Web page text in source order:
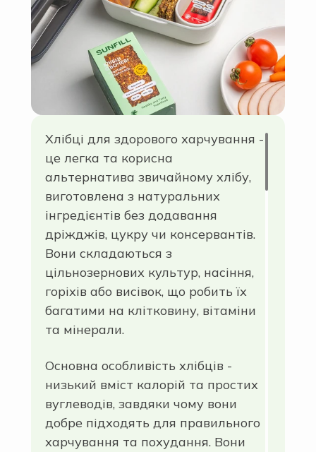
повсякденному приготуванні їжі.
Хлібці для здорового харчування -
це легка та корисна
альтернатива звичайному хлібу,
виготовлена з натуральних
інгредієнтів без додавання
дріжджів, цукру чи консервантів.
Вони складаються з
цільнозернових культур, насіння,
горіхів або висівок, що робить їх
багатими на клітковину, вітаміни
та мінерали.
Основна особливість хлібців -
низький вміст калорій та простих
вуглеводів, завдяки чому вони
добре підходять для правильного
харчування та похудання. Вони